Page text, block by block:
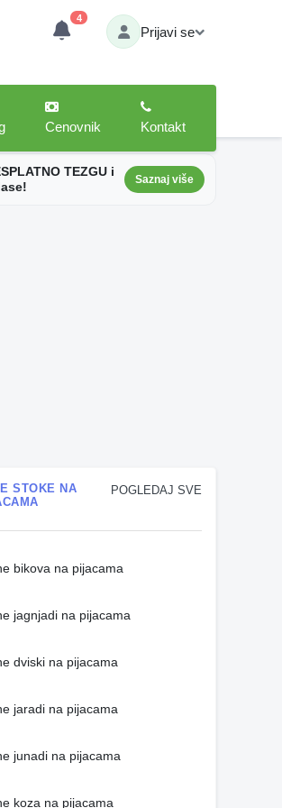
4
Prijavi se
Cenovnik Kontakt
TEZGU i
Saznaj više
POGLEDAJ SVE
STOKE NA
bikova na pijacama
jagnjadi na pijacama
dviski na pijacama
jaradi na pijacama
junadi na pijacama
koza na pijacama